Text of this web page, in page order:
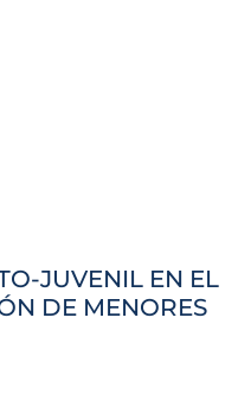
JUVENIL EN EL
DE MENORES